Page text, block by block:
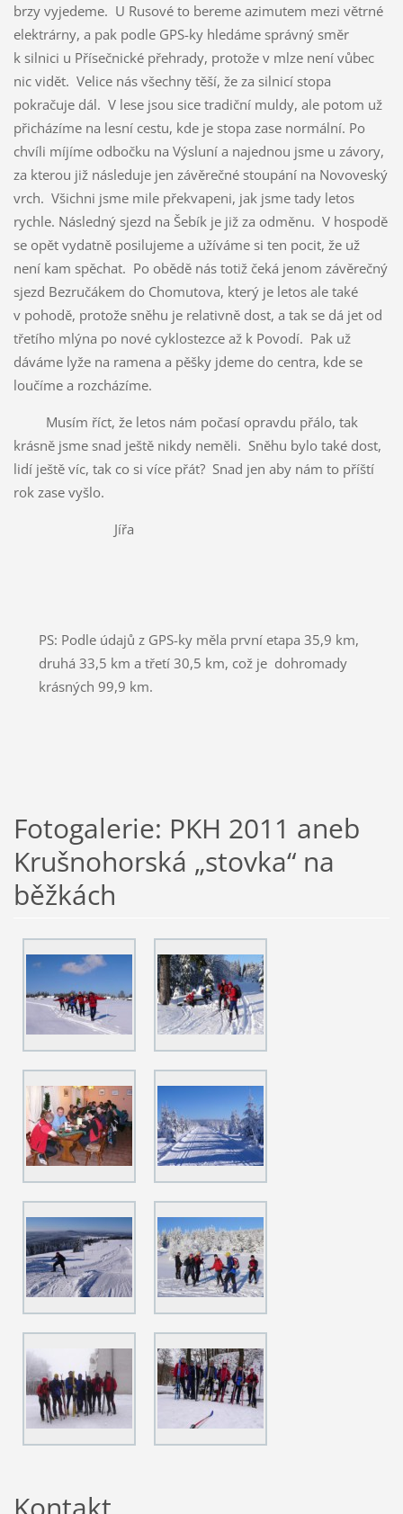
brzy vyjedeme. U Rusové to bereme azimutem mezi větrné
elektrárny, a pak podle GPS-ky hledáme správný směr
k silnici u Přísečnické přehrady, protože v mlze není vůbec
nic vidět. Velice nás všechny těší, že za silnicí stopa
pokračuje dál. V lese jsou sice tradiční muldy, ale potom už
přicházíme na lesní cestu, kde je stopa zase normální. Po
chvíli míjíme odbočku na Výsluní a najednou jsme u závory,
za kterou již následuje jen závěrečné stoupání na Novoveský
vrch. Všichni jsme mile překvapeni, jak jsme tady letos
rychle. Následný sjezd na Šebík je již za odměnu. V hospodě
se opět vydatně posilujeme a užíváme si ten pocit, že už
není kam spěchat. Po obědě nás totiž čeká jenom závěrečný
sjezd Bezručákem do Chomutova, který je letos ale také
v pohodě, protože sněhu je relativně dost, a tak se dá jet od
třetího mlýna po nové cyklostezce až k Povodí. Pak už
dáváme lyže na ramena a pěšky jdeme do centra, kde se
loučíme a rozcházíme.
Musím říct, že letos nám počasí opravdu přálo, tak
krásně jsme snad ještě nikdy neměli. Sněhu bylo také dost,
lidí ještě víc, tak co si více přát? Snad jen aby nám to příští
rok zase vyšlo.
Jířa
PS: Podle údajů z GPS-ky měla první etapa 35,9 km,
druhá 33,5 km a třetí 30,5 km, což je dohromady
krásných 99,9 km.
Fotogalerie: PKH 2011 aneb
Krušnohorská „stovka“ na
běžkách